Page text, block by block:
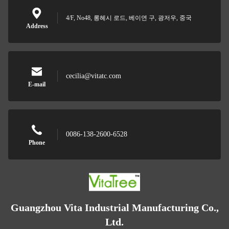
Address
4/F, No48, 롱헤시 로드, 베이연 구, 광저우, 중국
E-mail
cecilia@vitatc.com
Phone
0086-138-2600-6528
Guangzhou Vita Industrial Manufacturing Co.,
Ltd.